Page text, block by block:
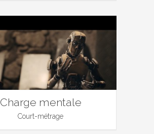
Charge mentale
Court-métrage